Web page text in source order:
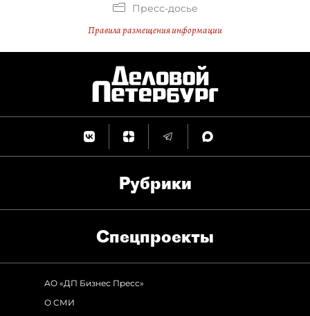
Пресс-досье
Правила размещения информации
Рубрики
Спец­проекты
АО «ДП Бизнес Пресс»
О СМИ